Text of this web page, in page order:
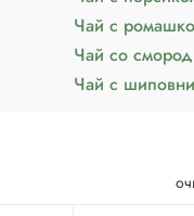
Чай с
Чай со
Чай с